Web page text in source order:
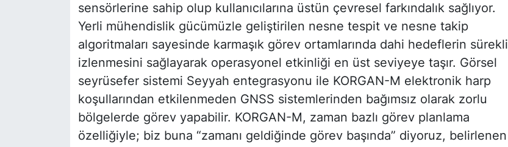
sensörlerine sahip olup kullanıcılarına üstün çevresel farkındalık sağlıyor.
Yerli mühendislik gücümüzle geliştirilen nesne tespit ve nesne takip
algoritmaları sayesinde karmaşık görev ortamlarında dahi hedeflerin sürekli
izlenmesini sağlayarak operasyonel etkinliği en üst seviyeye taşır. Görsel
seyrüsefer sistemi Seyyah entegrasyonu ile KORGAN-M elektronik harp
koşullarından etkilenmeden GNSS sistemlerinden bağımsız olarak zorlu
bölgelerde görev yapabilir. KORGAN-M, zaman bazlı görev planlama
özelliğiyle; biz buna “zamanı geldiğinde görev başında” diyoruz, belirlenen